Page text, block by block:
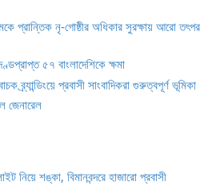
প্রান্তিক নৃ-গোষ্ঠীর অধিকার সুরক্ষায় আরো তৎপর
৫৭ বাংলাদেশিকে ক্ষমা
ব্র্যান্ডিংয়ে প্রবাসী সাংবাদিকরা গুরুত্বপূর্ণ ভূমিকা
জেনারেল
নিয়ে শঙ্কা, বিমানবন্দরে হাজারো প্রবাসী